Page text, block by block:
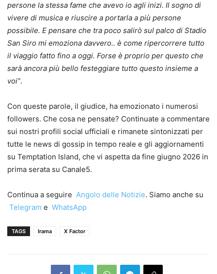
persone la stessa fame che avevo io agli inizi. Il sogno di
vivere di musica e riuscire a portarla a più persone
possibile. E pensare che tra poco salirò sul palco di Stadio
San Siro mi emoziona davvero.. è come ripercorrere tutto
il viaggio fatto fino a oggi. Forse è proprio per questo che
sarà ancora più bello festeggiare tutto questo insieme a
voi”.
Con queste parole, il giudice, ha emozionato i numerosi
followers. Che cosa ne pensate? Continuate a commentare
sui nostri profili social ufficiali e rimanete sintonizzati per
tutte le news di gossip in tempo reale e gli aggiornamenti
su Temptation Island, che vi aspetta da fine giugno 2026 in
prima serata su Canale5.
Continua a seguire Angolo delle Notizie. Siamo anche su
Telegram e WhatsApp
TAGS Irama X Factor